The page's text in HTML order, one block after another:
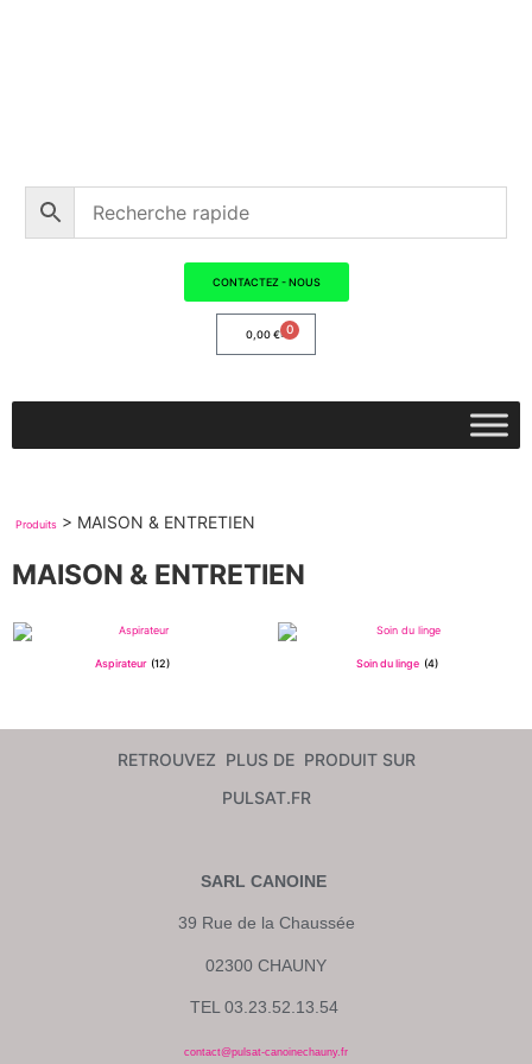
CONTACTEZ - NOUS
0,00€ 0
Produits > MAISON & ENTRETIEN
MAISON & ENTRETIEN
Aspirateur (12) Soin du linge (4)
RETROUVEZ PLUS DE PRODUIT SUR
PULSAT.FR
SARL CANOINE
39 Rue de la Chaussée
02300 CHAUNY
TEL 03.23.52.13.54
contact@pulsat-canoinechauny.fr